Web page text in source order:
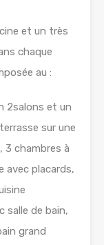
et un très
chaque
au :
2salons et un
sur une
3 chambres à
avec placards,
salle de bain,
grand